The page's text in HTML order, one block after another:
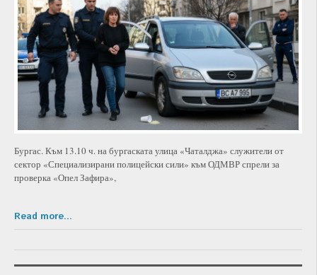
Бургас. Към 13.10 ч. на бургаската улица «Чаталджа» служители от
сектор «Специализирани полицейски сили» към ОДМВР спрели за
проверка «Опел Зафира»,
Read more...